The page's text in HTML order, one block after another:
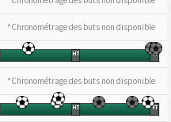
*Chronométrage des buts non disponible
HT FT
*Chronométrage des buts non disponible
HT FT